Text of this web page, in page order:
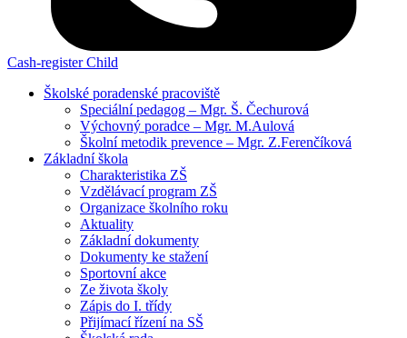
Cash-register Child
Školské poradenské pracoviště
Speciální pedagog – Mgr. Š. Čechurová
Výchovný poradce – Mgr. M.Aulová
Školní metodik prevence – Mgr. Z.Ferenčíková
Základní škola
Charakteristika ZŠ
Vzdělávací program ZŠ
Organizace školního roku
Aktuality
Základní dokumenty
Dokumenty ke stažení
Sportovní akce
Ze života školy
Zápis do I. třídy
Přijímací řízení na SŠ